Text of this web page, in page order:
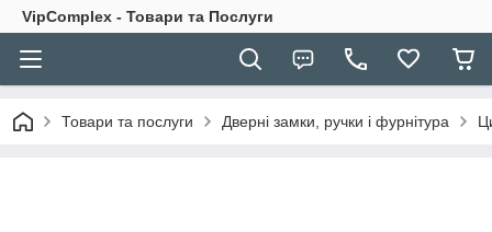
VipComplex - Товари та Послуги
Товари та послуги Дверні замки, ручки і фурнітура